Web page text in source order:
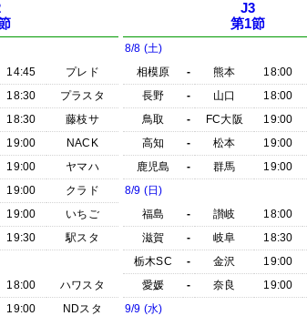
14:45
プレド
18:30
プラスタ
18:30
藤枝サ
19:00
NACK
19:00
ヤマハ
19:00
クラド
19:00
いちご
19:30
駅スタ
18:00
ハワスタ
19:00 NDスタ
J3
第1節
8/8 (土)
相模原
- 熊本 18:00
長野
- 山口 18:00
鳥取
- FC大阪 19:00
高知
- 松本 19:00
鹿児島
- 群馬 19:00
8/9 (日)
福島
- 讃岐 18:00
滋賀
- 岐阜 18:30
栃木SC
- 金沢 19:00
愛媛
- 奈良 19:00
9/9 (水)